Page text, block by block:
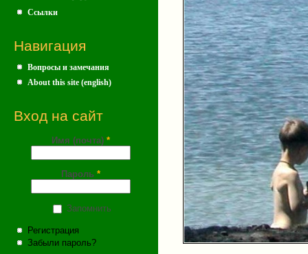
Ссылки
Навигация
Вопросы и замечания
About this site (english)
Вход на сайт
Имя (почта) *
Пароль *
Запомнить
Регистрация
Забыли пароль?